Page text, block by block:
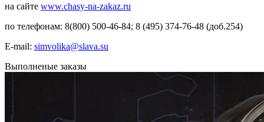
на сайте www.chasy-na-zakaz.ru
по телефонам: 8(800) 500-46-84; 8 (495) 374-76-48 (доб.254)
E-mail: simvolika@slava.su
Выполненые заказы